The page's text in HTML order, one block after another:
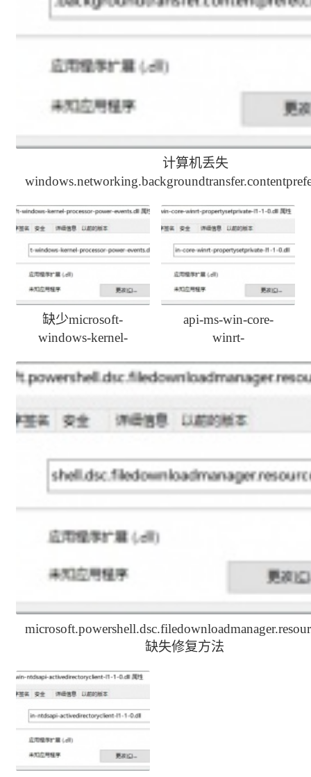
计算机丢失
缺少microsoft-
windows-kernel-
events.dll如何修复
api-ms-win-core-
winrt-
1-0.dll丢失一键修复
缺失修复方法